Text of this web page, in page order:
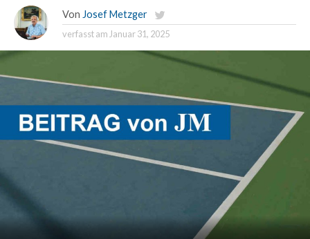
Von Josef Metzger
verfasst am Januar 31, 2025